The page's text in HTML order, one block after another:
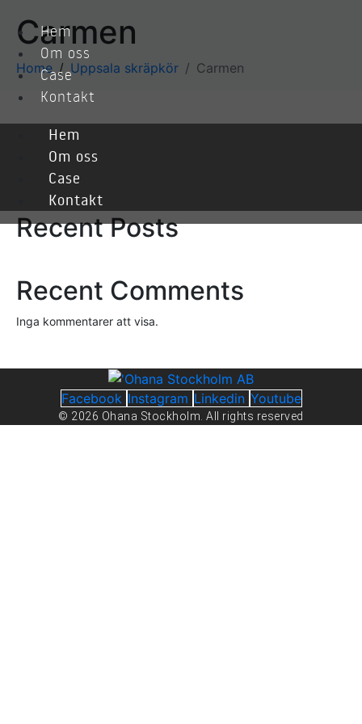
Hem
Om oss
Case
Kontakt
Hem
Om oss
Case
Kontakt
Carmen
Home Uppsala skräpkör Carmen
Recent Posts
Recent Comments
Inga kommentarer att visa.
Facebook Instagram Linkedin Youtube
© 2026 Ohana Stockholm. All rights reserved